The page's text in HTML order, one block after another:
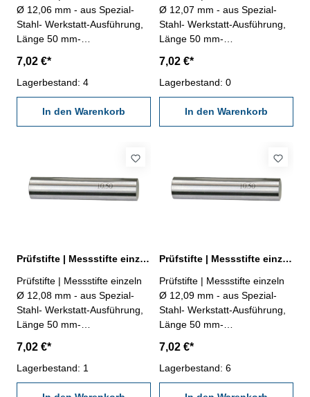
Ø 12,06 mm - aus Spezial-
Stahl- Werkstatt-Ausführung,
Länge 50 mm-
Behältnis Abmessung: Ø
12,06 mm
7,02 €*
Lagerbestand: 4
In den Warenkorb
Ø 12,07 mm - aus Spezial-
Stahl- Werkstatt-Ausführung,
Länge 50 mm-
Behältnis Abmessung: Ø
12,07 mm
7,02 €*
Lagerbestand: 0
In den Warenkorb
Prüfstifte | Messstifte einzeln Ø 12,08 mm ± 0,002 mm
Prüfstifte | Messstifte einzeln
Ø 12,08 mm - aus Spezial-
Stahl- Werkstatt-Ausführung,
Länge 50 mm-
Behältnis Abmessung: Ø
12,08 mm
7,02 €*
Lagerbestand: 1
Prüfstifte | Messstifte einzeln Ø 12,09 mm ± 0,002 mm
Prüfstifte | Messstifte einzeln
Ø 12,09 mm - aus Spezial-
Stahl- Werkstatt-Ausführung,
Länge 50 mm-
Behältnis Abmessung: Ø
12,09 mm
7,02 €*
Lagerbestand: 6